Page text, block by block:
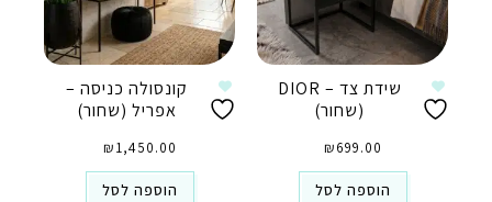
שידת צד – DIOR
(שחור)
₪699.00
הוספה לסל
קונסולה כניסה –
אפריל (שחור)
₪1,450.00
הוספה לסל